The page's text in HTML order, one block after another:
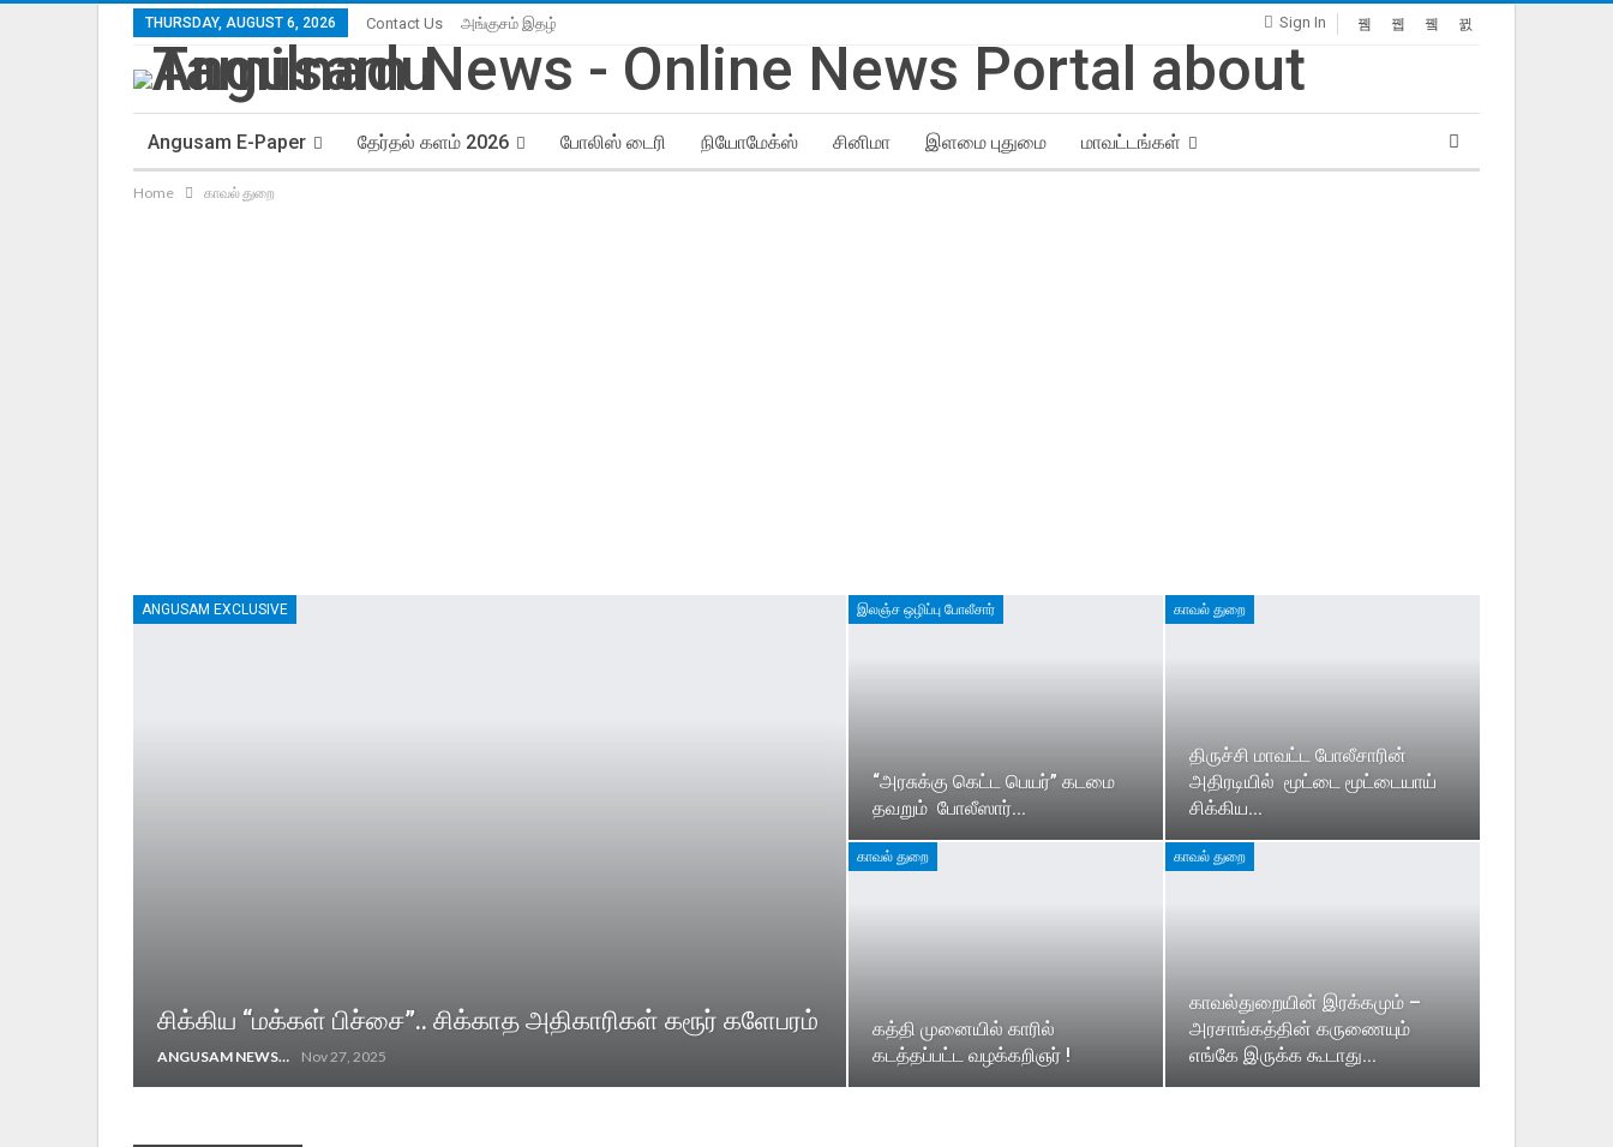
Sign In
THURSDAY, AUGUST 6, 2026 Contact Us அங்குசம் இதழ்
Angusam E-Paper தேர்தல் களம் 2026 போலிஸ் டைரி நியோமேக்ஸ் சினிமா இளமை புதுமை மாவட்டங்கள்
Home காவல் துறை
ANGUSAM EXCLUSIVE
சிக்கிய “மக்கள் பிச்சை”.. சிக்காத அதிகாரிகள் கரூர் களேபரம்
ANGUSAM NEWS Nov 27, 2025
இலஞ்ச ஒழிப்பு போலீசார்
“அரசுக்கு கெட்ட பெயர்” கடமை
தவறும் போலீஸார்…
காவல் துறை
திருச்சி மாவட்ட போலீசாரின்
அதிரடியில் மூட்டை மூட்டையாய்
சிக்கிய…
காவல் துறை
கத்தி முனையில் காரில்
கடத்தப்பட்ட வழக்கறிஞர் !
காவல் துறை
காவல்துறையின் இரக்கமும் –
அரசாங்கத்தின் கருணையும்
எங்கே இருக்க கூடாது…